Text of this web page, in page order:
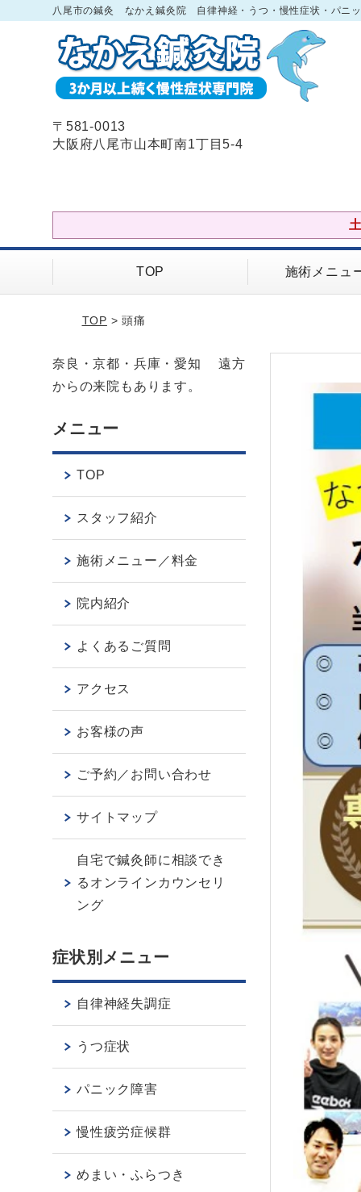
八尾市の鍼灸 なかえ鍼灸院 自律神経・うつ・慢性症状・パニ
〒581-0013
大阪府八尾市山本町南1丁目5-4
TOP 施術メニュ
TOP > 頭痛
奈良・京都・兵庫・愛知 遠方
からの来院もあります。
メニュー
TOP
スタッフ紹介
施術メニュー／料金
院内紹介
よくあるご質問
アクセス
お客様の声
ご予約／お問い合わせ
サイトマップ
自宅で鍼灸師に相談でき
るオンラインカウンセリ
ング
症状別メニュー
自律神経失調症
うつ症状
パニック障害
慢性疲労症候群
めまい・ふらつき